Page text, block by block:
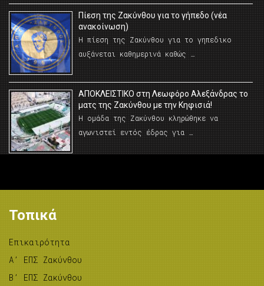
Πίεση της Ζακύνθου για το γήπεδο (νέα
ανακοίνωση)
Η πίεση της Ζακύνθου για το γηπεδικο
αυξάνεται καθημερινά καθώς …
AΠΟΚΛΕΙΣΤΙΚΟ στη Λεωφόρο Αλεξάνδρας το
ματς της Ζακύνθου με την Κηφισιά!
Η ομάδα της Ζακύνθου κληρώθηκε να
αγωνιστεί εντός έδρας για …
Τοπικά
Επικαιρότητα
A’ ΕΠΣ Ζακύνθου
B’ ΕΠΣ Ζακύνθου